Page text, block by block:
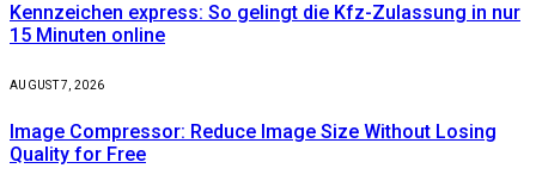
Kennzeichen express: So gelingt die Kfz-Zulassung in nur
15 Minuten online
AUGUST 7, 2026
Image Compressor: Reduce Image Size Without Losing
Quality for Free